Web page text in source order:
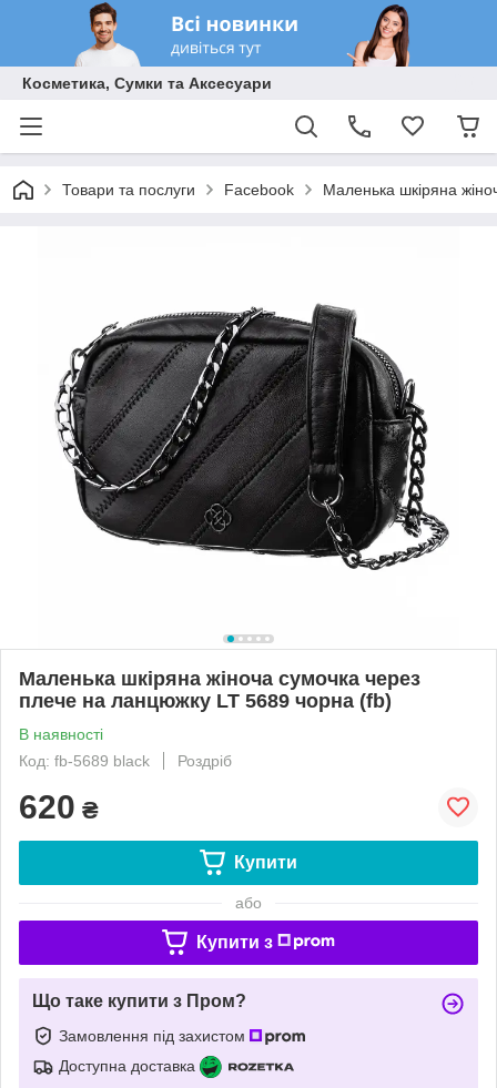
Косметика, Сумки та Аксесуари
Товари та послуги Facebook Маленька шкіряна
Маленька шкіряна жіноча сумочка через
плече на ланцюжку LT 5689 чорна (fb)
В наявності
Код: fb-5689 black
Роздріб
620 ₴
Купити
або
Купити з
Що таке купити з Пром?
Замовлення під захистом
Доступна доставка